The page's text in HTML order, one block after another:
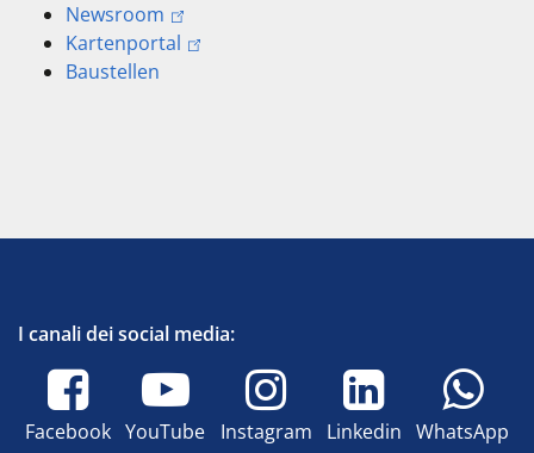
Newsroom
Kartenportal
Baustellen
I canali dei social media:
Facebook YouTube Instagram Linkedin WhatsApp